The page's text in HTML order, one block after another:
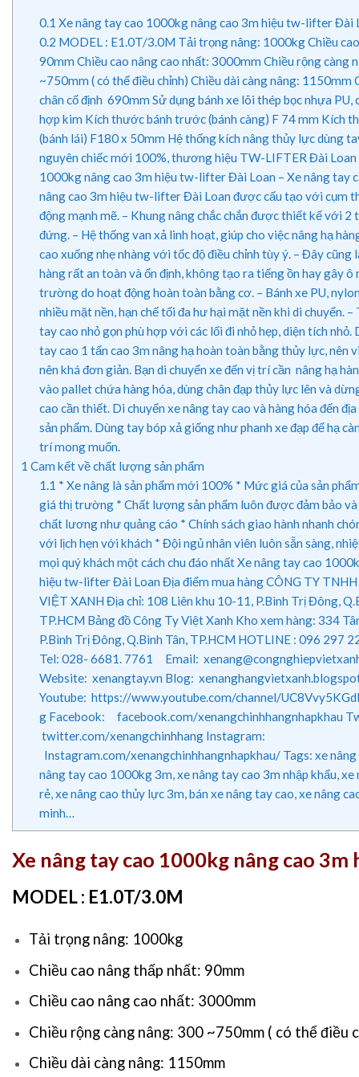
0.1 Xe nâng tay cao 1000kg nâng cao 3m hiệu tw-lifter Đài
0.2 MODEL : E1.0T/3.0M Tải trọng nâng: 1000kg Chiều
90mm Chiều cao nâng cao nhất: 3000mm Chiều rộng càng
~750mm ( có thể điều chỉnh) Chiều dài càng nâng: 1150mm
chân cố định 690mm Sử dụng bánh xe lõi thép bọc nhựa PU,
hợp kim Kích thước bánh trước (bánh càng) F 74 mm Kích
(bánh lái) F180 x 50mm Hệ thống kích nâng thủy lực dùng
nguyên chiếc mới 100%, thương hiệu TW-LIFTER Đài Loan
1000kg nâng cao 3m hiệu tw-lifter Đài Loan – Xe nâng tay
nâng cao 3m hiệu tw-lifter Đài Loan được cấu tạo với cụm
động mạnh mẽ. – Khung nâng chắc chắn được thiết kế với 2
đứng. – Hệ thống van xả linh hoạt, giúp cho việc nâng hạ
cao xuống nhẹ nhàng với tốc độ điều chỉnh tùy ý. – Đây cũng
hàng rất an toàn và ổn định, không tạo ra tiếng ồn hay gây ô
trường do hoạt động hoàn toàn bằng cơ. – Bánh xe PU,
nhiều mặt nền, hạn chế tối đa hư hại mặt nền khi di chuyển.
tay cao nhỏ gọn phù hợp với các lối đi nhỏ hẹp, diện tích nhỏ.
tay cao 1 tấn cao 3m nâng hạ hoàn toàn bằng thủy lực, nên
nên khá đơn giản. Bạn di chuyển xe đến vị trí cần nâng hạ
vào pallet chứa hàng hóa, dùng chân đạp thủy lực lên và
cao cần thiết. Di chuyển xe nâng tay cao và hàng hóa đến
sản phẩm. Dùng tay bóp xả giống như phanh xe đạp để hạ
trí mong muốn.
1 Cam kết về chất lượng sản phẩm
1.1 * Xe nâng là sản phẩm mới 100% * Mức giá của sản
giá thị trường * Chất lượng sản phẩm luôn được đảm bảo
chất lương như quảng cáo * Chính sách giao hành nhanh
với lịch hẹn với khách * Đội ngủ nhân viên luôn sẵn sàng,
mọi quý khách một cách chu đáo nhất Xe nâng tay cao
hiệu tw-lifter Đài Loan Địa điểm mua hàng CÔNG TY TNHH
VIỆT XANH Địa chỉ: 108 Liên khu 10-11, P.Bình Trị Đông,
TP.HCM Bảng đồ Công Ty Việt Xanh Kho xem hàng: 334
P.Bình Trị Đông, Q.Bình Tân, TP.HCM HOTLINE : 096 297
Tel: 028- 6681. 7761 Email:
Website: xenangtay.vn Blog:
Youtube: https://www.youtube.com/channel/
g Facebook: facebook.com/xenangchinhhangnhapkhau
twitter.com/xenangchinhhang Instagram:
Instagram.com/xenangchinhhangnhapkhau/ Tags: xe nâng
nâng tay cao 1000kg 3m, xe nâng tay cao 3m nhập khẩu, xe
rẻ, xe nâng cao thủy lực 3m, bán xe nâng tay cao, xe nâng
minh…
Xe nâng tay cao 1000kg nâng cao
MODEL : E1.0T/3.0M
Tải trọng nâng: 1000kg
Chiều cao nâng thấp nhất: 90mm
Chiều cao nâng cao nhất: 3000mm
Chiều rộng càng nâng: 300 ~750mm ( có thể điều
Chiều dài càng nâng: 1150mm